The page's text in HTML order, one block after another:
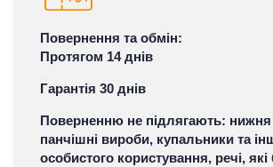
Повернення та обмін:
Протягом 14 днів
Гарантія 30 днів
Поверненню не підлягають: нижня
панчішні вироби, купальники та
особистого користування, речі,